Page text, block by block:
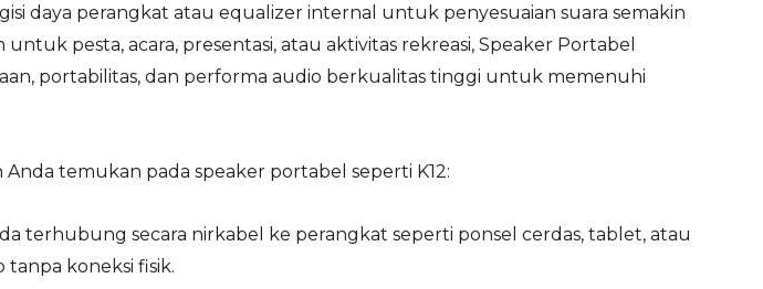
daya perangkat atau equalizer internal untuk penyesuaian suara semakin
pesta, acara, presentasi, atau aktivitas rekreasi, Speaker Portabel
portabilitas, dan performa audio berkualitas tinggi untuk memenuhi
temukan pada speaker portabel seperti K12:
terhubung secara nirkabel ke perangkat seperti ponsel cerdas, tablet, atau
koneksi fisik.